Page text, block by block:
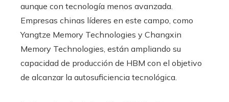
aunque con tecnología menos avanzada.
Empresas chinas líderes en este campo, como
Yangtze Memory Technologies y Changxin
Memory Technologies, están ampliando su
capacidad de producción de HBM con el objetivo
de alcanzar la autosuficiencia tecnológica.